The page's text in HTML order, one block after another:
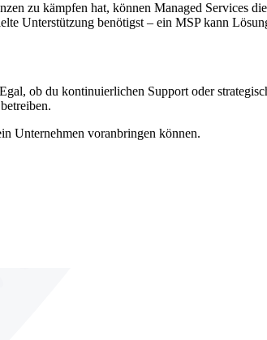
zu kämpfen hat, können Managed Services
Unterstützung benötigst – ein MSP kann
ob du kontinuierlichen Support oder
Unternehmen voranbringen können.